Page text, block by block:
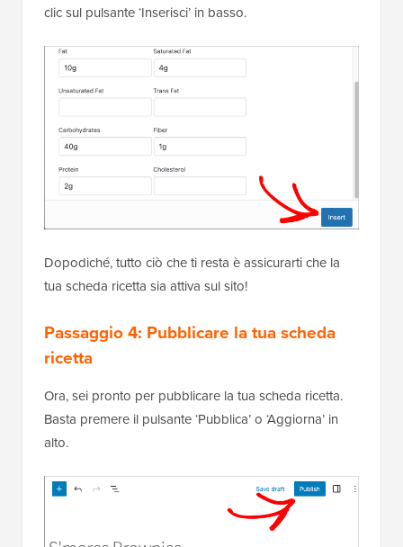
clic sul pulsante ‘Inserisci’ in basso.
Dopodiché, tutto ciò che ti resta è assicurarti che la
tua scheda ricetta sia attiva sul sito!
Passaggio 4: Pubblicare la tua scheda
ricetta
Ora, sei pronto per pubblicare la tua scheda ricetta.
Basta premere il pulsante ‘Pubblica’ o ‘Aggiorna’ in
alto.